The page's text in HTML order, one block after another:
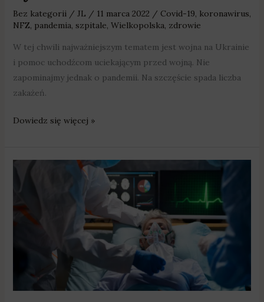
Bez kategorii/ JL / 11 marca 2022 / Covid-19, koronawirus,
NFZ, pandemia, szpitale, Wielkopolska, zdrowie
W tej chwili najważniejszym tematem jest wojna na Ukrainie
i pomoc uchodźcom uciekającym przed wojną. Nie
zapominajmy jednak o pandemii. Na szczęście spada liczba
zakażeń.
Dowiedz się więcej »
nowych
Wielkopolsce